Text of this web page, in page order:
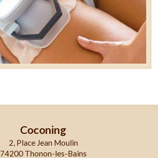
Coconing
2, Place Jean Moulin
74200 Thonon-les-Bains